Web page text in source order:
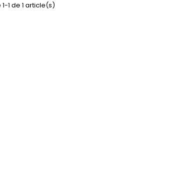
1 de 1 article(s)